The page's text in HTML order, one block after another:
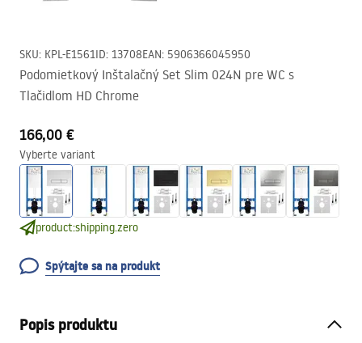
SKU: KPL-E1561ID: 13708EAN: 5906366045950
Podomietkový Inštalačný Set Slim 024N pre WC s
Tlačidlom HD Chrome
166,00 €
Vyberte variant
product:shipping.zero
Spýtajte sa na produkt
Popis produktu